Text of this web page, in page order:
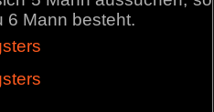
6 Mann besteht.